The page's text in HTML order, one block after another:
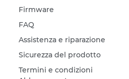
Firmware
FAQ
Assistenza e riparazione
Sicurezza del prodotto
Termini e condizioni